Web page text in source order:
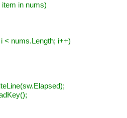
in nums)
< nums.Length; i++)